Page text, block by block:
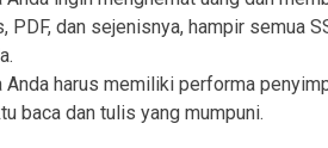
PDF, dan sejenisnya, hampir semua
Anda harus memiliki performa
baca dan tulis yang mumpuni.